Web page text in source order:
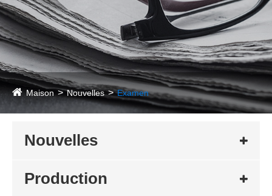
Maison Nouvelles Examen
Nouvelles
Production